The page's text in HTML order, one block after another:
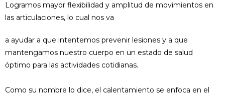
Logramos mayor flexibilidad y amplitud de movimientos en
las articulaciones, lo cual nos va
a ayudar a que intentemos prevenir lesiones y a que
mantengamos nuestro cuerpo en un estado de salud
óptimo para las actividades cotidianas.
Como su nombre lo dice, el calentamiento se enfoca en el